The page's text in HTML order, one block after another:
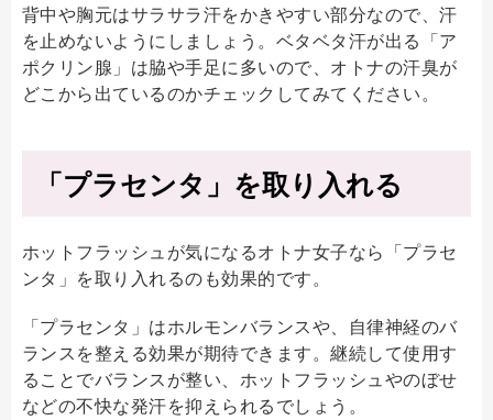
背中や胸元はサラサラ汗をかきやすい部分なので、汗
を止めないようにしましょう。ベタベタ汗が出る「ア
ポクリン腺」は脇や手足に多いので、オトナの汗臭が
どこから出ているのかチェックしてみてください。
「プラセンタ」を取り入れる
ホットフラッシュが気になるオトナ女子なら「プラセ
ンタ」を取り入れるのも効果的です。
「プラセンタ」はホルモンバランスや、自律神経のバ
ランスを整える効果が期待できます。継続して使用す
ることでバランスが整い、ホットフラッシュやのぼせ
などの不快な発汗を抑えられるでしょう。